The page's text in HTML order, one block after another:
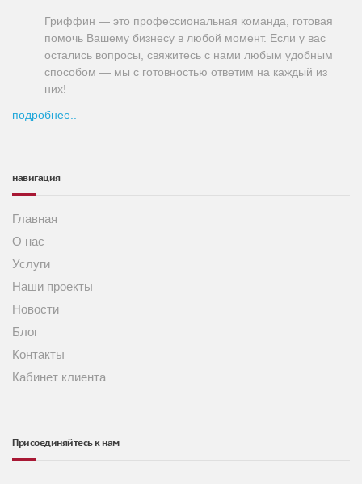
Гриффин — это профессиональная команда, готовая
помочь Вашему бизнесу в любой момент. Если у вас
остались вопросы, свяжитесь с нами любым удобным
способом — мы с готовностью ответим на каждый из
них!
подробнее..
навигация
Главная
О нас
Услуги
Наши проекты
Новости
Блог
Контакты
Кабинет клиента
Присоединяйтесь к нам